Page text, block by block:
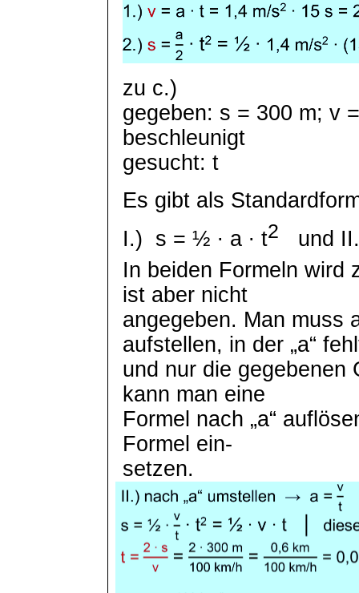
zu c.)
gegeben: s = 300 m; v
beschleunigt
gesucht: t
Es gibt als
I.) s = ½ ∙ a ∙ t2
und
In beiden Formeln wird
ist aber nicht
angegeben. Man muss
aufstellen, in der „a“
und nur die gegebenen
kann man eine
Formel nach „a“
Formel ein-
setzen.